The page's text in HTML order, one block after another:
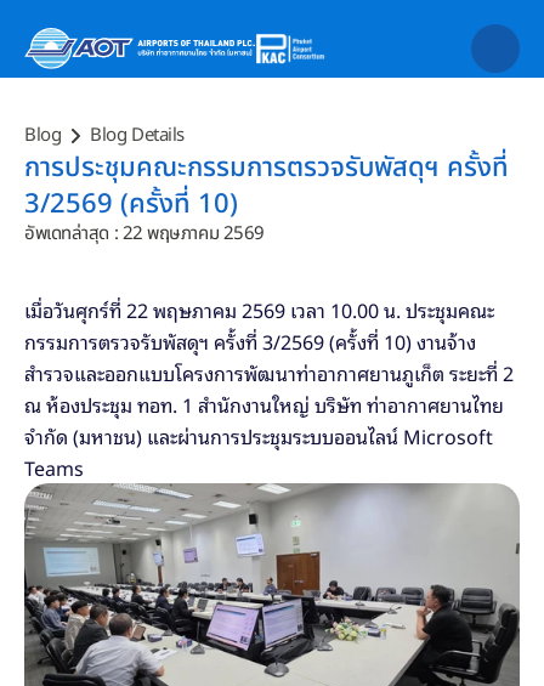
Blog Blog Details
การประชุมคณะกรรมการตรวจรับพัสดุฯ ครั้งที่
3/2569 (ครั้งที่ 10)
อัพเดทล่าสุด : 22 พฤษภาคม 2569
เมื่อวันศุกร์ที่ 22 พฤษภาคม 2569 เวลา 10.00 น. ประชุมคณะ
กรรมการตรวจรับพัสดุฯ ครั้งที่ 3/2569 (ครั้งที่ 10) งานจ้าง
สำรวจและออกแบบโครงการพัฒนาท่าอากาศยานภูเก็ต ระยะที่ 2
ณ ห้องประชุม ทอท. 1 สำนักงานใหญ่ บริษัท ท่าอากาศยานไทย
จำกัด (มหาชน) และผ่านการประชุมระบบออนไลน์ Microsoft
Teams